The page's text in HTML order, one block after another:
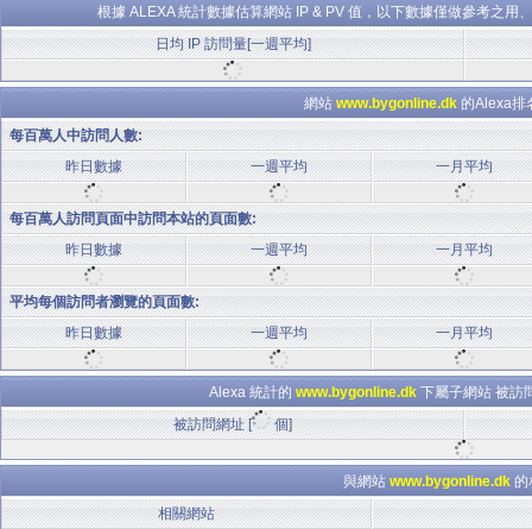
根據 ALEXA 統計數據估算網站 IP & PV 值，以下數據僅做參考之用
日均 IP 訪問量[一週平均]
網站 www.bygonline.dk的Alexa排
每百萬人中訪問人數:
昨日數據
一週平均 一月平均
每百萬人訪問頁面中訪問本站的頁面數:
昨日數據
一週平均 一月平均
平均每個訪問者瀏覽的頁面數:
昨日數據
一週平均 一月平均
Alexa 統計的 www.bygonline.dk 下屬子網站 被訪
被訪問網址 [
個]
與網站 www.bygonline.dk 的
相關網站